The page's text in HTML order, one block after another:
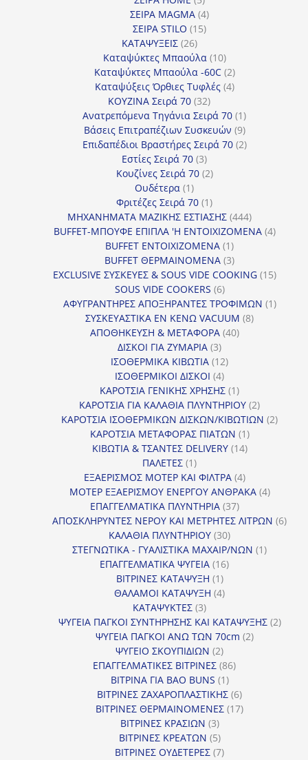
προϊόντα
ΣΕΙΡΑ MAGMA 44
προϊόντα
ΣΕΙΡΑ STILO 1515
ΚΑΤΑΨΥΞΕΙΣ 2626
προϊόντα
Καταψύκτες Μπαούλα 1010
προϊόντα
Καταψύκτες Μπαούλα -60C 22
προϊόντα
Καταψύξεις Όρθιες Τυφλές 44
ΚΟΥΖΙΝΑ Σειρά 70 3232
προϊόντα
Ανατρεπόμενα Τηγάνια Σειρά 70 11
προϊόν
Βάσεις Επιτραπέζιων Συσκευών 99
προϊόντα
Επιδαπέδιοι Βραστήρες Σειρά 70 22
Εστίες Σειρά 70 33
προϊόντα
Κουζίνες Σειρά 70 22
Ουδέτερα 11
προϊόν
Φριτέζες Σειρά 70 11
προϊόν
ΜΗΧΑΝΗΜΑΤΑ ΜΑΖΙΚΗΣ ΕΣΤΙΑΣΗΣ 444444
προϊόντα
BUFFET-ΜΠΟΥΦΕ ΕΠΙΠΛΑ 'Η ΕΝΤΟΙΧΙΖΟΜΕΝΑ 44
BUFFET ΕΝΤΟΙΧΙΖΟΜΕΝΑ 11
προϊόν
BUFFET ΘΕΡΜΑΙΝΟΜΕΝΑ 33
προϊόντα
EXCLUSIVE ΣΥΣΚΕΥΕΣ & SOUS VIDE COOKING 1515
SOUS VIDE COOKERS 66
προϊόντα
ΑΦΥΓΡΑΝΤΗΡΕΣ ΑΠΟΞΗΡΑΝΤΕΣ ΤΡΟΦΙΜΩΝ 11
ΣΥΣΚΕΥΑΣΤΙΚΑ ΕΝ ΚΕΝΩ VACUUM 88
ΑΠΟΘΗΚΕΥΣΗ & ΜΕΤΑΦΟΡΑ 4040
ΔΙΣΚΟΙ ΓΙΑ ΖΥΜΑΡΙΑ 33
προϊόντα
ΙΣΟΘΕΡΜΙΚΑ ΚΙΒΩΤΙΑ 1212
ΙΣΟΘΕΡΜΙΚΟΙ ΔΙΣΚΟΙ 44
προϊόντα
ΚΑΡΟΤΣΙΑ ΓΕΝΙΚΗΣ ΧΡΗΣΗΣ 11
προϊόν
ΚΑΡΟΤΣΙΑ ΓΙΑ ΚΑΛΑΘΙΑ ΠΛΥΝΤΗΡΙΟΥ 22
προϊόντα
ΚΑΡΟΤΣΙΑ ΙΣΟΘΕΡΜΙΚΩΝ ΔΙΣΚΩΝ/ΚΙΒΩΤΙΩΝ 22
ΚΑΡΟΤΣΙΑ ΜΕΤΑΦΟΡΑΣ ΠΙΑΤΩΝ 11
προϊόν
ΚΙΒΩΤΙΑ & ΤΣΑΝΤΕΣ DELIVERY 1414
ΠΑΛΕΤΕΣ 11
προϊόν
ΕΞΑΕΡΙΣΜΟΣ ΜΟΤΕΡ ΚΑΙ ΦΙΛΤΡΑ 44
προϊόντα
ΜΟΤΕΡ ΕΞΑΕΡΙΣΜΟΥ ΕΝΕΡΓΟΥ ΑΝΘΡΑΚΑ 44
ΕΠΑΓΓΕΛΜΑΤΙΚΑ ΠΛΥΝΤΗΡΙΑ 3737
προϊόντα
ΑΠΟΣΚΛΗΡΥΝΤΕΣ ΝΕΡΟΥ ΚΑΙ ΜΕΤΡΗΤΕΣ ΛΙΤΡΩΝ 66
ΚΑΛΑΘΙΑ ΠΛΥΝΤΗΡΙΟΥ 3030
προϊόντα
ΣΤΕΓΝΩΤΙΚΑ - ΓΥΑΛΙΣΤΙΚΑ ΜΑΧΑΙΡ/ΝΩΝ 11
ΕΠΑΓΓΕΛΜΑΤΙΚΑ ΨΥΓΕΙΑ 1616
ΒΙΤΡΙΝΕΣ ΚΑΤΑΨΥΞΗ 11
προϊόν
ΘΑΛΑΜΟΙ ΚΑΤΑΨΥΞΗ 44
ΚΑΤΑΨΥΚΤΕΣ 33
προϊόντα
ΨΥΓΕΙΑ ΠΑΓΚΟΙ ΣΥΝΤΗΡΗΣΗΣ ΚΑΙ ΚΑΤΑΨΥΞΗΣ 22
ΨΥΓΕΙΑ ΠΑΓΚΟΙ ΑΝΩ ΤΩΝ 70cm 22
ΨΥΓΕΙΟ ΣΚΟΥΠΙΔΙΩΝ 22
προϊόντα
ΕΠΑΓΓΕΛΜΑΤΙΚΕΣ ΒΙΤΡΙΝΕΣ 8686
ΒΙΤΡΙΝΑ ΓΙΑ BAO BUNS 11
προϊόν
ΒΙΤΡΙΝΕΣ ΖΑΧΑΡΟΠΛΑΣΤΙΚΗΣ 66
προϊόντα
ΒΙΤΡΙΝΕΣ ΘΕΡΜΑΙΝΟΜΕΝΕΣ 1717
ΒΙΤΡΙΝΕΣ ΚΡΑΣΙΩΝ 33
προϊόντα
ΒΙΤΡΙΝΕΣ ΚΡΕΑΤΩΝ 55
προϊόντα
ΒΙΤΡΙΝΕΣ ΟΥΔΕΤΕΡΕΣ 77